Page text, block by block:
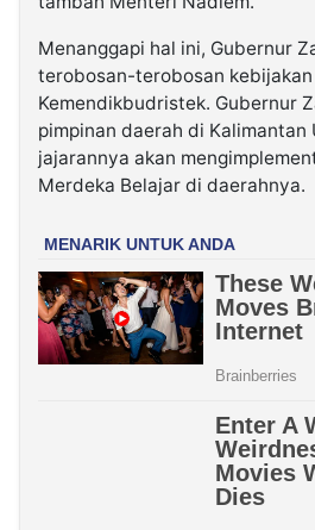
Menanggapi hal ini, Gubernur
terobosan-terobosan
Kemendikbudristek. Gubernur
pimpinan daerah di
jajarannya akan
Merdeka Belajar di daerahnya.